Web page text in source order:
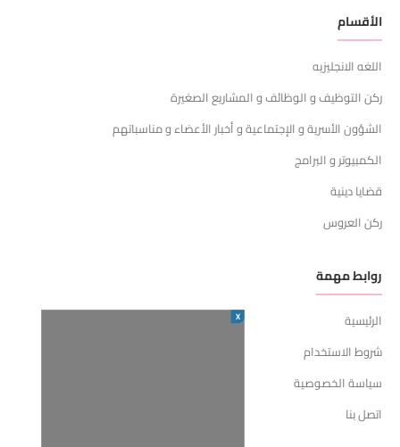
الأقسام
اللغه الانجليزيه
ركن التوظيف و الوظائف و المشاريع الصغيرة
الشؤون الأسرية و الإجتماعية و أخبار الأعضاء و مناسباتهم
الكمبيوتر و البرامج
قضايا دينية
ركن العروس
روابط مهمة
الرئيسية
شروط الاستخدام
سياسة الخصوصية
اتصل بنا
X